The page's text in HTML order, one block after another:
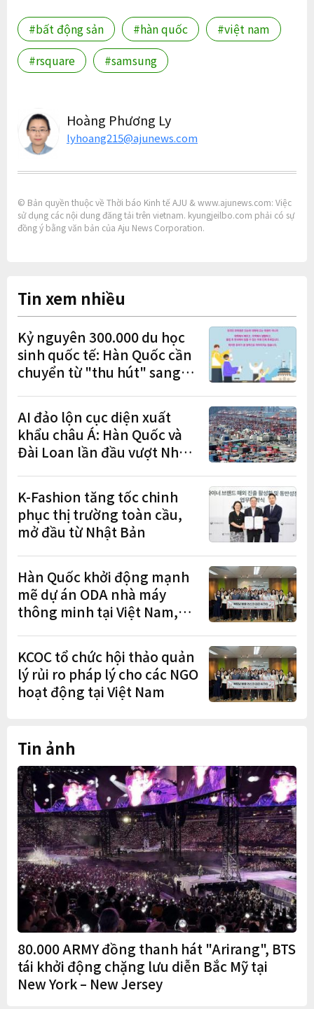
#bất động sản #hàn quốc
#việt nam
#rsquare
#samsung
Hoàng Phương Ly
lyhoang215@ajunews.com
© Bản quyền thuộc về Thời báo Kinh tế AJU & www.ajunews.com: Việc
sử dụng các nội dung đăng tải trên vietnam. kyungjeilbo.com phải có sự
đồng ý bằng văn bản của Aju News Corporation.
Tin xem nhiều
Kỷ nguyên 300.000 du học
sinh quốc tế: Hàn Quốc cần
chuyển từ "thu hút" sang
cư"
AI đảo lộn cục diện xuất
khẩu châu Á: Hàn Quốc và
Đài Loan lần đầu vượt Nhật
K-Fashion tăng tốc chinh
phục thị trường toàn cầu,
mở đầu từ Nhật Bản
Hàn Quốc khởi động mạnh
mẽ dự án ODA nhà máy
thông minh tại Việt Nam,
KCOC tổ chức hội thảo quản
lý rủi ro pháp lý cho các NGO
hoạt động tại Việt Nam
Tin ảnh
80.000 ARMY đồng thanh hát "Arirang", BTS
tái khởi động chặng lưu diễn Bắc Mỹ tại
New York – New Jersey